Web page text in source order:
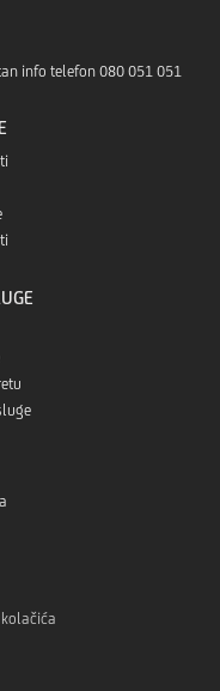
info telefon 080 051 051